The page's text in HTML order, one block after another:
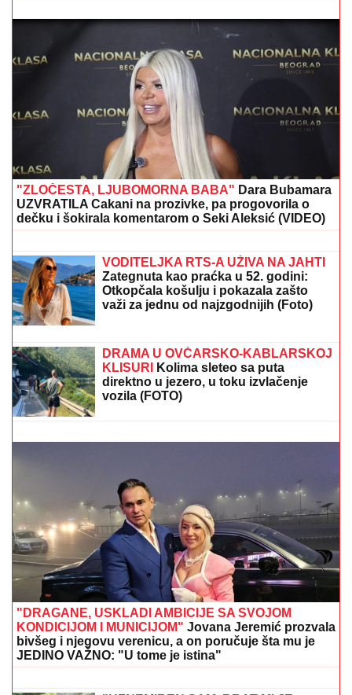
OVO SU DO SADA POTVRĐENI UČESNICI ELITE 10!
Filip Car se vraća da se "penzioniše", a sprema se i
žestoka osveta
INSPEKCIJA UPALA NA IMANJE
VLADIMIRA TOMOVIĆA U BARU
Zatvorili mu objekat nakon što je
pokrenuo biznis, hitno se oglasio:
DRAMA NA AUTO-PUTU KOD NIŠA
Zapalio se automobil, saobraćaj
BLOKIRAN (VIDEO)
"ZLOČESTA, LJUBOMORNA BABA"
Dara Bubamara
UZVRATILA Cakani na prozivke, pa progovorila o
dečku i šokirala komentarom o Seki Aleksić (VIDEO)
ŽENE JOJ SE VEKOVIMA MOLE ZA
POTOMSTVO:Dan Bogorodičine
majke, evo šta kažu narodna
verovanja i običaji
VODITELJKA RTS-A UŽIVA NA JAHTI
Zategnuta kao praćka u 52. godini:
Otkopčala košulju i pokazala zašto